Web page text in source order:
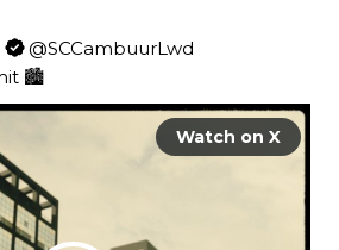
@SCCambuurLwd
🏙️
Watch on X